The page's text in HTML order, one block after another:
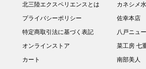
北三陸エクスペリエンスとは
プライバシーポリシー
特定商取引法に基づく表記
オンラインストア
カート
カネシメ
佐幸本店
八戸ニュ
菜工房 七
南部美人